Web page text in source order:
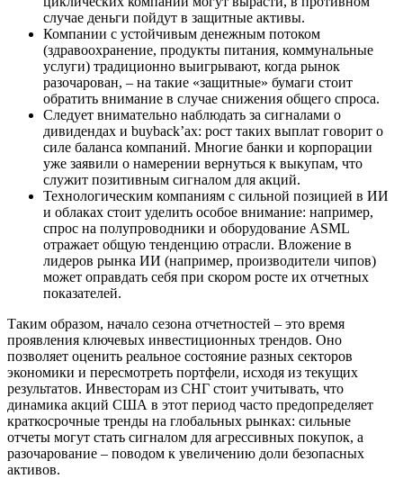
случае деньги пойдут в защитные активы.
Компании с устойчивым денежным потоком
(здравоохранение, продукты питания, коммунальные
услуги) традиционно выигрывают, когда рынок
разочарован, – на такие «защитные» бумаги стоит
обратить внимание в случае снижения общего спроса.
Следует внимательно наблюдать за сигналами о
дивидендах и buyback’ах: рост таких выплат говорит о
силе баланса компаний. Многие банки и корпорации
уже заявили о намерении вернуться к выкупам, что
служит позитивным сигналом для акций.
Технологическим компаниям с сильной позицией в ИИ
и облаках стоит уделить особое внимание: например,
спрос на полупроводники и оборудование ASML
отражает общую тенденцию отрасли. Вложение в
лидеров рынка ИИ (например, производители чипов)
может оправдать себя при скором росте их отчетных
показателей.
Таким образом, начало сезона отчетностей – это время
проявления ключевых инвестиционных трендов. Оно
позволяет оценить реальное состояние разных секторов
экономики и пересмотреть портфели, исходя из текущих
результатов. Инвесторам из СНГ стоит учитывать, что
динамика акций США в этот период часто предопределяет
краткосрочные тренды на глобальных рынках: сильные
отчеты могут стать сигналом для агрессивных покупок, а
разочарование – поводом к увеличению доли безопасных
активов.